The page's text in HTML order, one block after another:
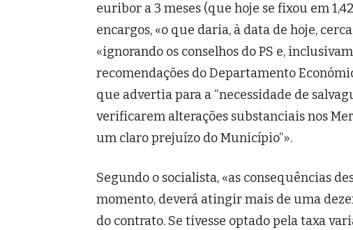
euribor a 3 meses (que hoje se fixou em
encargos, «o que daria, à data de hoje,
«ignorando os conselhos do PS e,
recomendações do Departamento
que advertia para a “necessidade de
verificarem alterações substanciais nos
um claro prejuízo do Município”».
Segundo o socialista, «as consequências
momento, deverá atingir mais de uma
do contrato. Se tivesse optado pela taxa